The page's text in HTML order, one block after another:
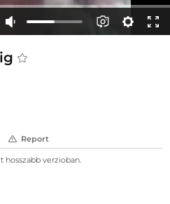
Report
hosszabb verzioban.